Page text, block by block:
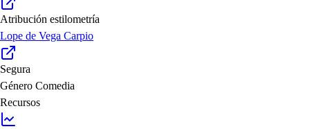
Atribución estilometría
Lope de Vega Carpio
Segura
Género Comedia
Recursos